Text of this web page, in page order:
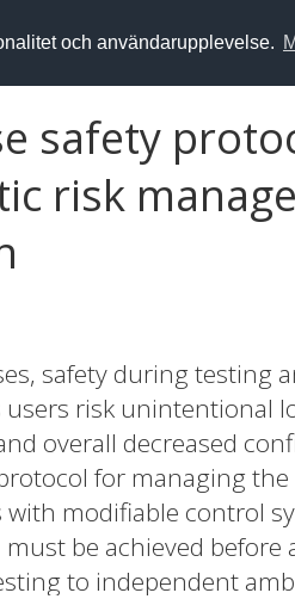
och användarupplevelse.
safety
risk
safety during testing
risk unintentional
overall decreased
for managing
modifiable control
be achieved
to independent